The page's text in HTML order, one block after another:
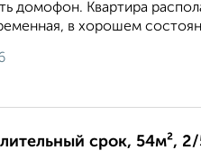
домофон. Квартира
в хорошем
срок, 54м²,